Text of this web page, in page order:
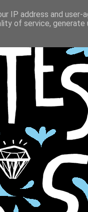
IP address and user-
of service, generate